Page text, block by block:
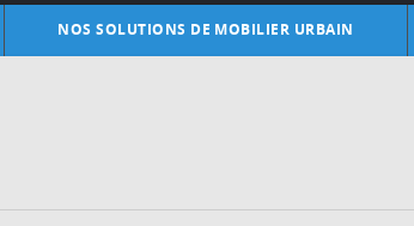
NOS SOLUTIONS DE MOBILIER URBAIN
Barrières pivotantes